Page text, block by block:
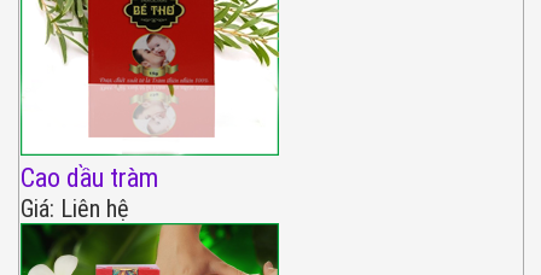
Cao dầu tràm
Giá: Liên hệ